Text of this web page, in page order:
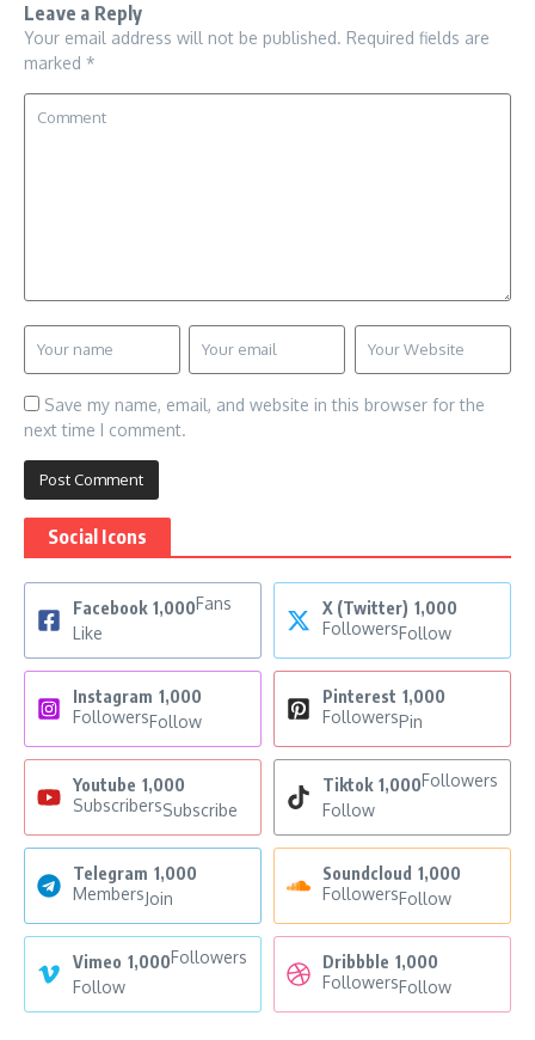
Leave a Reply
Your email address will not be published. Required fields are
marked *
Save my name, email, and website in this browser for the
next time I comment.
Social Icons
Facebook 1,000Fans
Like
X (Twitter) 1,000
FollowersFollow
Instagram 1,000
FollowersFollow
Pinterest 1,000
FollowersPin
Youtube 1,000
SubscribersSubscribe
Tiktok 1,000Followers
Follow
Telegram 1,000
MembersJoin
Soundcloud 1,000
FollowersFollow
Vimeo 1,000Followers
Follow
Dribbble 1,000
FollowersFollow